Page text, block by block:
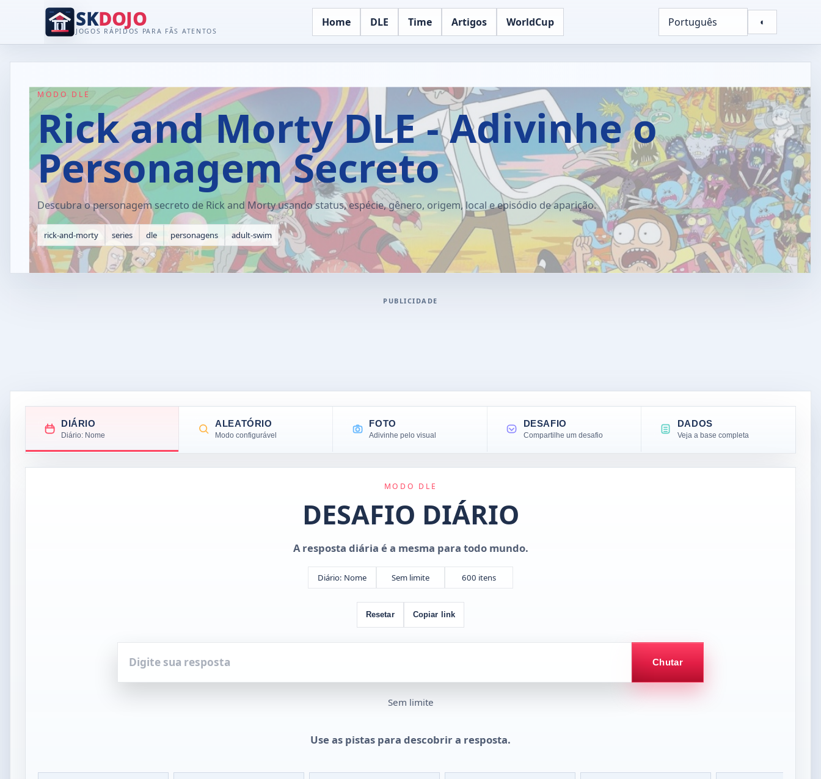
SKDOJO
JOGOS RÁPIDOS PARA FÃS ATENTOS
Home DLE Time Artigos WorldCup Português ◐
MODO DLE
Rick and Morty DLE - Adivinhe o
Personagem Secreto
Descubra o personagem secreto de Rick and Morty usando status, espécie, gênero, origem, local e episódio de aparição.
rick-and-morty series dle personagens adult-swim
PUBLICIDADE
DIÁRIO
Diário: Nome
ALEATÓRIO
Modo configurável
FOTO
Adivinhe pelo visual
DESAFIO
Compartilhe um desafio
DADOS
Veja a base completa
MODO DLE
DESAFIO DIÁRIO
A resposta diária é a mesma para todo mundo.
Diário: Nome Sem limite 600 itens
Resetar Copiar link
sua
Chutar
Sem limite
Use as pistas para descobrir a resposta.